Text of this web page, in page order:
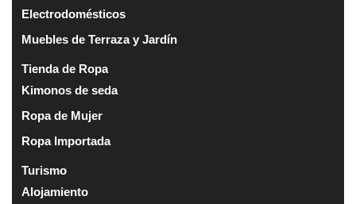
Electrodomésticos
Muebles de Terraza y Jardín
Tienda de Ropa
Kimonos de seda
Ropa de Mujer
Ropa Importada
Turismo
Alojamiento